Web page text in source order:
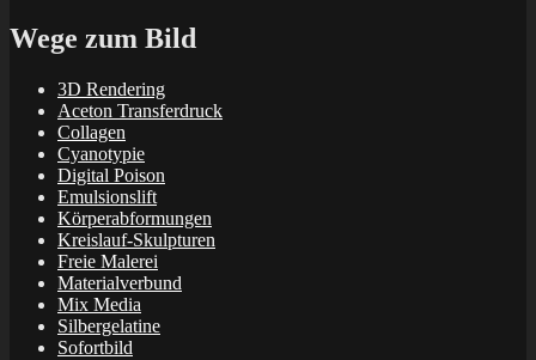
Wege zum Bild
3D Rendering
Aceton Transferdruck
Collagen
Cyanotypie
Digital Poison
Emulsionslift
Körperabformungen
Kreislauf-Skulpturen
Freie Malerei
Materialverbund
Mix Media
Silbergelatine
Sofortbild